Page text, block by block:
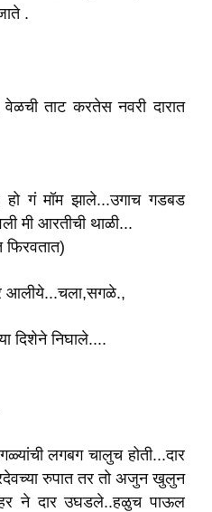
.
ताट करतेस नवरी दारात
हो गं मॉम झाले...उगाच गडबड
मी‌ आरतीची थाळी...
फिरवतात)
आलीये...चला,सगळे.,
दिशेने निघाले....
लगबग चालुच होती...दार
रुपात तर तो अजुन खुलुन
ने दार उघडले..‌हळुच पाऊल